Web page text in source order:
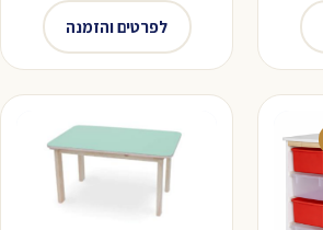
היה:
לפרטים והזמנה